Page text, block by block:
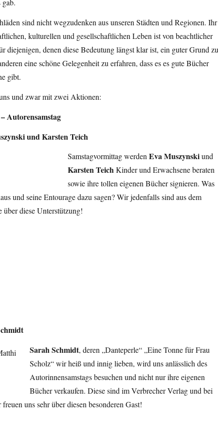
sind nicht wegzudenken aus unseren Städten und Regionen. Ihr
kulturellen und gesellschaftlichen Leben ist von beachtlicher
diejenigen, denen diese Bedeutung längst klar ist, ein guter Grund zu
eine schöne Gelegenheit zu erfahren, dass es es gute Bücher
gibt.
und zwar mit zwei Aktionen:
Autorensamstag
und Karsten Teich
Samstagvormittag werdenEva Muszynskiund
Karsten TeichKinder und Erwachsene beraten
sowie ihre tollen eigenen Bücher signieren. Was
und seine Entourage dazu sagen? Wir jedenfalls sind aus dem
über diese Unterstützung!
Sarah Schmidt, deren „Danteperle“ „Eine Tonne für Frau
Scholz“ wir heiß und innig lieben, wird uns anlässlich des
Autorinnensamstags besuchen und nicht nur ihre eigenen
Bücher verkaufen. Diese sind im Verbrecher Verlag und bei
uns sehr über diesen besonderen Gast!